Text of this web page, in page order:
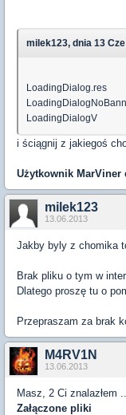
milek123, dnia 13
LoadingDialog.res
LoadingDialogV
i ściągnij z jakiegoś
Użytkownik MarViner
milek123
13.06.2013
Jakby byly z chomika
Brak pliku o tym w
Dlatego proszę tu o
Przepraszam za brak
M4RV1N
13.06.2013
Masz, 2 Ci znalazłem
Załączone pliki